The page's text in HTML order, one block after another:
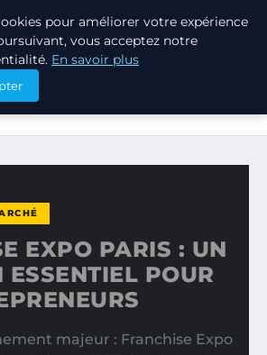
DU MARCHÉ
: UN TREMPLIN ESSENTIEL POUR
EXPO PARIS : UN
POUR
majeur : Franchise Expo
pour améliorer votre expérience
vous acceptez notre
En savoir plus